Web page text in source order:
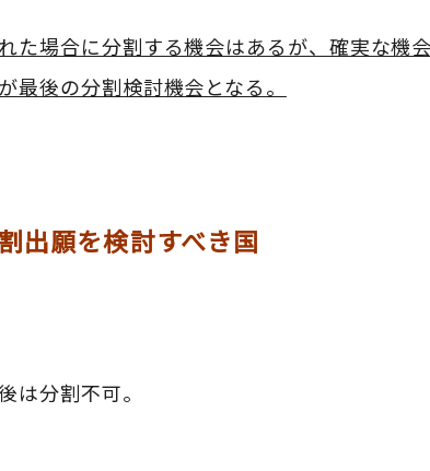
た場合に分割する機会はあるが、確実な機
後の分割検討機会となる。
出願を検討すべき国
は分割不可。